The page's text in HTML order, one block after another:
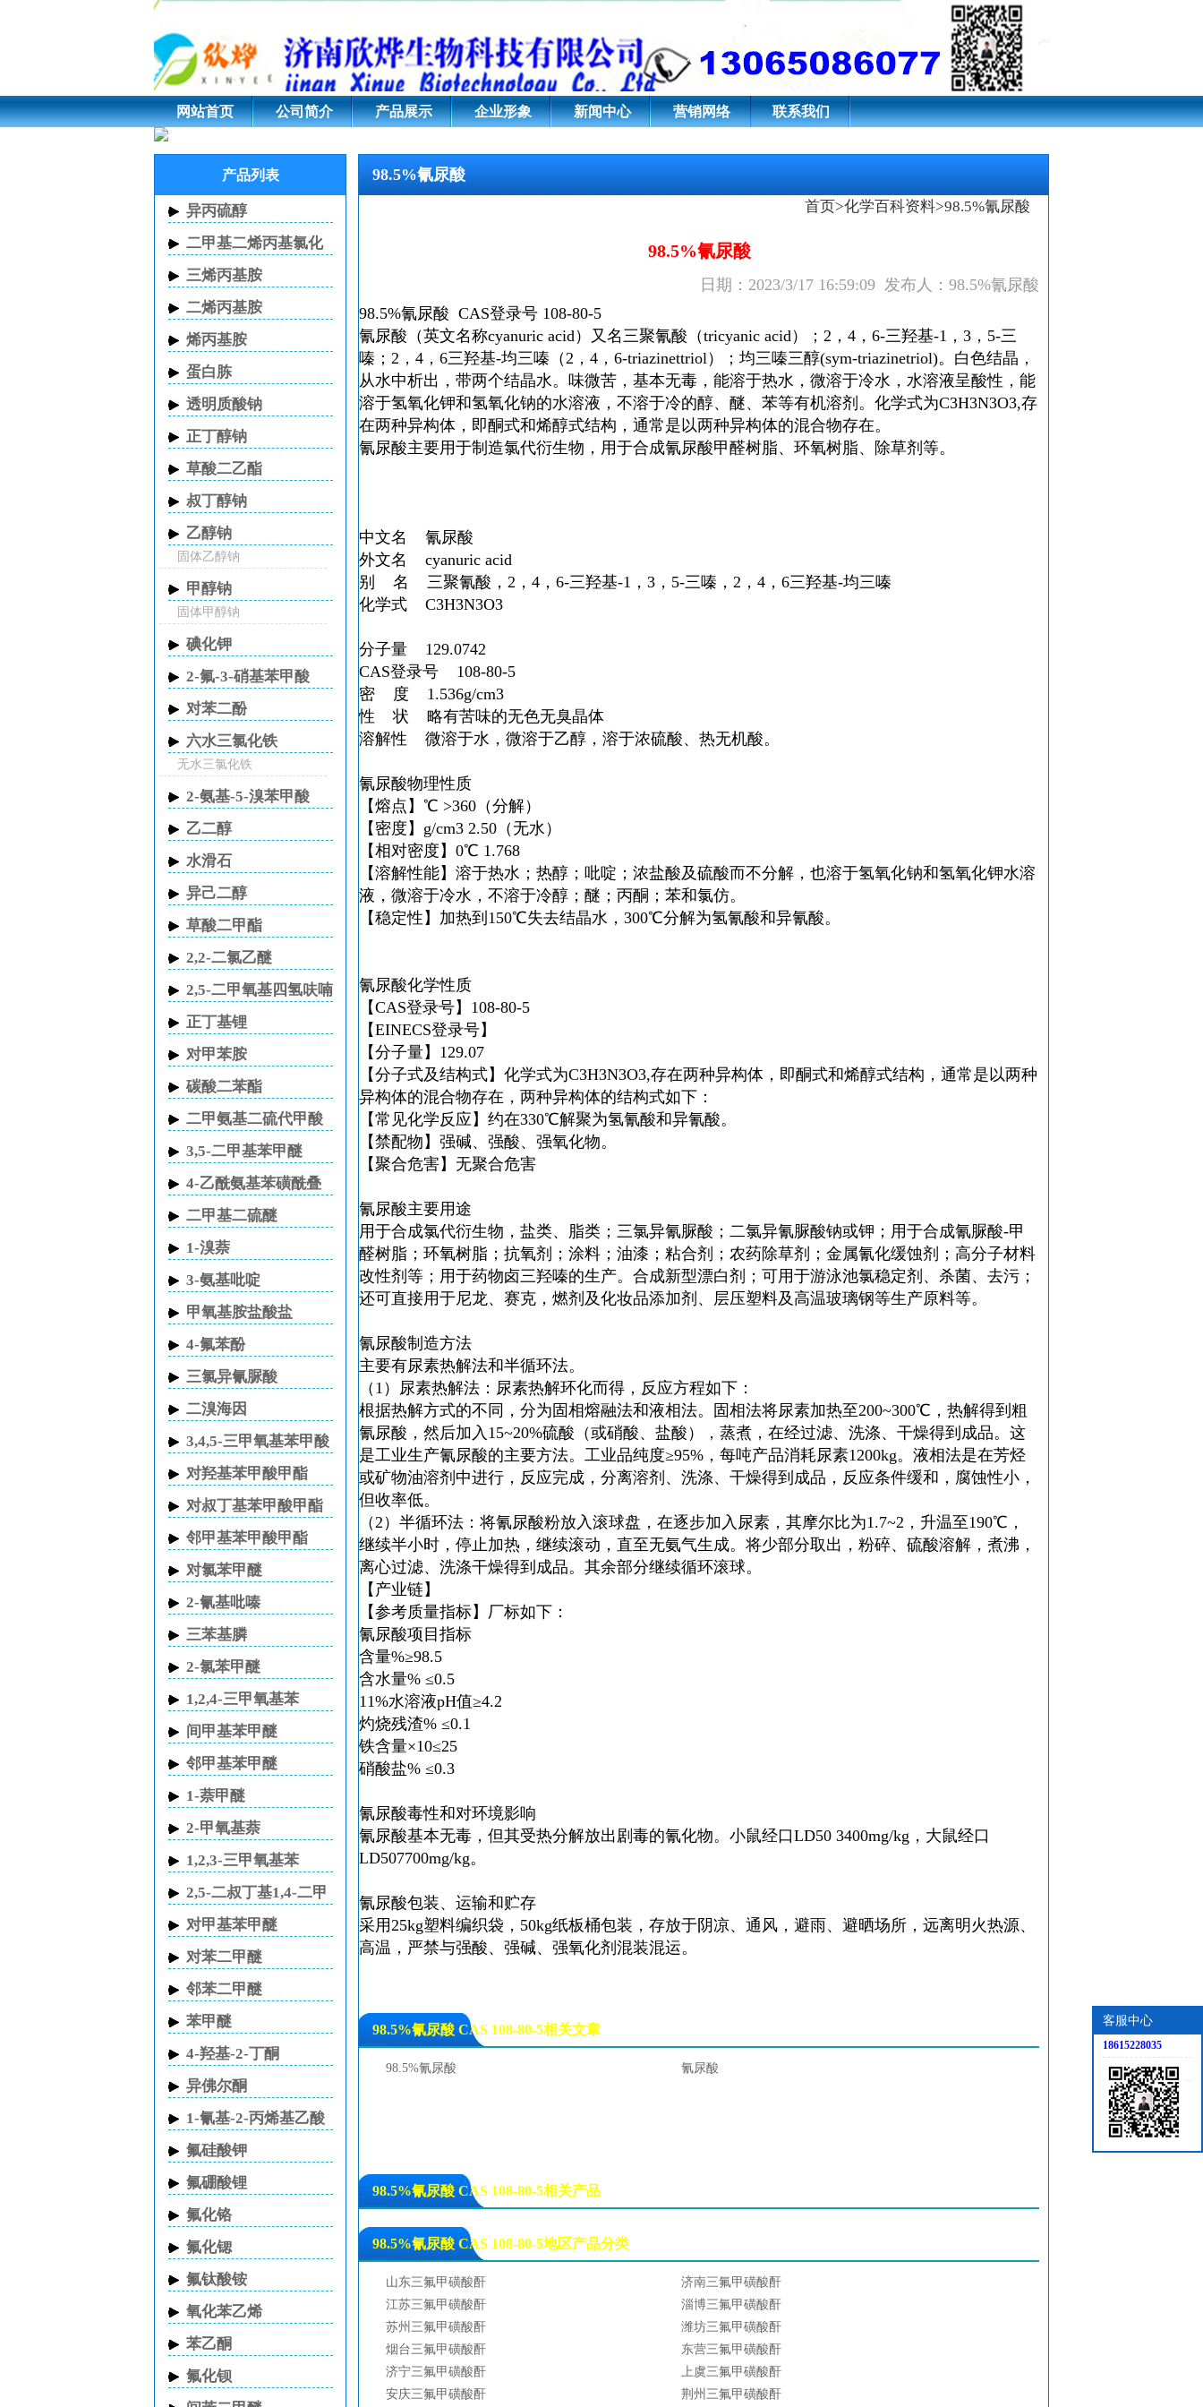
98.5%氰尿酸 CAS 108-80-5
网站首页 公司简介 产品展示 企业形象 新闻中心 营销网络 联系我们
98.5%氰尿酸
首页>化学百科资料>98.5%氰尿酸
98.5%氰尿酸
日期：2023/3/17 16:59:09 发布人：98.5%氰尿酸
98.5%氰尿酸 CAS登录号 108-80-5
氰尿酸（英文名称cyanuric acid）又名三聚氰酸（tricyanic acid）；2，4，6-三羟基-1，3，5-三
嗪；2，4，6三羟基-均三嗪（2，4，6-triazinettriol）；均三嗪三醇(sym-triazinetriol)。白色结晶，
从水中析出，带两个结晶水。味微苦，基本无毒，能溶于热水，微溶于冷水，水溶液呈酸性，能
溶于氢氧化钾和氢氧化钠的水溶液，不溶于冷的醇、醚、苯等有机溶剂。化学式为C3H3N3O3,存
在两种异构体，即酮式和烯醇式结构，通常是以两种异构体的混合物存在。
氰尿酸主要用于制造氯代衍生物，用于合成氰尿酸甲醛树脂、环氧树脂、除草剂等。
中文名 氰尿酸
外文名 cyanuric acid
别 名 三聚氰酸，2，4，6-三羟基-1，3，5-三嗪，2，4，6三羟基-均三嗪
化学式 C3H3N3O3
分子量 129.0742
CAS登录号 108-80-5
密 度 1.536g/cm3
性 状 略有苦味的无色无臭晶体
溶解性 微溶于水，微溶于乙醇，溶于浓硫酸、热无机酸。
氰尿酸物理性质
【熔点】℃ >360（分解）
【密度】g/cm3 2.50（无水）
【相对密度】0℃ 1.768
【溶解性能】溶于热水；热醇；吡啶；浓盐酸及硫酸而不分解，也溶于氢氧化钠和氢氧化钾水溶
液，微溶于冷水，不溶于冷醇；醚；丙酮；苯和氯仿。
【稳定性】加热到150℃失去结晶水，300℃分解为氢氰酸和异氰酸。
氰尿酸化学性质
【CAS登录号】108-80-5
【EINECS登录号】
【分子量】129.07
【分子式及结构式】化学式为C3H3N3O3,存在两种异构体，即酮式和烯醇式结构，通常是以两种
异构体的混合物存在，两种异构体的结构式如下：
【常见化学反应】约在330℃解聚为氢氰酸和异氰酸。
【禁配物】强碱、强酸、强氧化物。
【聚合危害】无聚合危害
氰尿酸主要用途
用于合成氯代衍生物，盐类、脂类；三氯异氰脲酸；二氯异氰脲酸钠或钾；用于合成氰脲酸-甲
醛树脂；环氧树脂；抗氧剂；涂料；油漆；粘合剂；农药除草剂；金属氰化缓蚀剂；高分子材料
改性剂等；用于药物卤三羟嗪的生产。合成新型漂白剂；可用于游泳池氯稳定剂、杀菌、去污；
还可直接用于尼龙、赛克，燃剂及化妆品添加剂、层压塑料及高温玻璃钢等生产原料等。
氰尿酸制造方法
主要有尿素热解法和半循环法。
（1）尿素热解法：尿素热解环化而得，反应方程如下：
根据热解方式的不同，分为固相熔融法和液相法。固相法将尿素加热至200~300℃，热解得到粗
氰尿酸，然后加入15~20%硫酸（或硝酸、盐酸），蒸煮，在经过滤、洗涤、干燥得到成品。这
是工业生产氰尿酸的主要方法。工业品纯度≥95%，每吨产品消耗尿素1200kg。液相法是在芳烃
或矿物油溶剂中进行，反应完成，分离溶剂、洗涤、干燥得到成品，反应条件缓和，腐蚀性小，
但收率低。
（2）半循环法：将氰尿酸粉放入滚球盘，在逐步加入尿素，其摩尔比为1.7~2，升温至190℃，
继续半小时，停止加热，继续滚动，直至无氨气生成。将少部分取出，粉碎、硫酸溶解，煮沸，
离心过滤、洗涤干燥得到成品。其余部分继续循环滚球。
【产业链】
【参考质量指标】厂标如下：
氰尿酸项目指标
含量%≥98.5
含水量% ≤0.5
11%水溶液pH值≥4.2
灼烧残渣% ≤0.1
铁含量×10≤25
硝酸盐% ≤0.3
氰尿酸毒性和对环境影响
氰尿酸基本无毒，但其受热分解放出剧毒的氰化物。小鼠经口LD50 3400mg/kg，大鼠经口
LD507700mg/kg。
氰尿酸包装、运输和贮存
采用25kg塑料编织袋，50kg纸板桶包装，存放于阴凉、通风，避雨、避晒场所，远离明火热源、
高温，严禁与强酸、强碱、强氧化剂混装混运。
98.5%氰尿酸 CAS 108-80-5相关文章
98.5%氰尿酸 氰尿酸
98.5%氰尿酸 CAS 108-80-5相关产品
98.5%氰尿酸 CAS 108-80-5地区产品分类
山东三氟甲磺酸酐
济南三氟甲磺酸酐
江苏三氟甲磺酸酐
淄博三氟甲磺酸酐
苏州三氟甲磺酸酐
潍坊三氟甲磺酸酐
烟台三氟甲磺酸酐
东营三氟甲磺酸酐
济宁三氟甲磺酸酐
上虞三氟甲磺酸酐
安庆三氟甲磺酸酐
荆州三氟甲磺酸酐
产品列表
异丙硫醇
二甲基二烯丙基氯化
三烯丙基胺
二烯丙基胺
烯丙基胺
蛋白胨
透明质酸钠
正丁醇钠
草酸二乙酯
叔丁醇钠
乙醇钠
固体乙醇钠
甲醇钠
固体甲醇钠
碘化钾
2-氟-3-硝基苯甲酸
对苯二酚
六水三氯化铁
无水三氯化铁
2-氨基-5-溴苯甲酸
乙二醇
水滑石
异己二醇
草酸二甲酯
2,2-二氯乙醚
2,5-二甲氧基四氢呋喃
正丁基锂
对甲苯胺
碳酸二苯酯
二甲氨基二硫代甲酸
3,5-二甲基苯甲醚
4-乙酰氨基苯磺酰叠
二甲基二硫醚
1-溴萘
3-氨基吡啶
甲氧基胺盐酸盐
4-氟苯酚
三氯异氰脲酸
二溴海因
3,4,5-三甲氧基苯甲酸
甲酯
对羟基苯甲酸甲酯
对叔丁基苯甲酸甲酯
邻甲基苯甲酸甲酯
对氯苯甲醚
2-氰基吡嗪
三苯基膦
2-氯苯甲醚
1,2,4-三甲氧基苯
间甲基苯甲醚
邻甲基苯甲醚
1-萘甲醚
2-甲氧基萘
1,2,3-三甲氧基苯
2,5-二叔丁基1,4-二甲
氧基苯
对甲基苯甲醚
对苯二甲醚
邻苯二甲醚
苯甲醚
4-羟基-2-丁酮
异佛尔酮
1-氰基-2-丙烯基乙酸
氟硅酸钾
氟硼酸锂
氟化铬
氟化锶
氟钛酸铵
氧化苯乙烯
苯乙酮
氟化钡
客服中心
18615228035